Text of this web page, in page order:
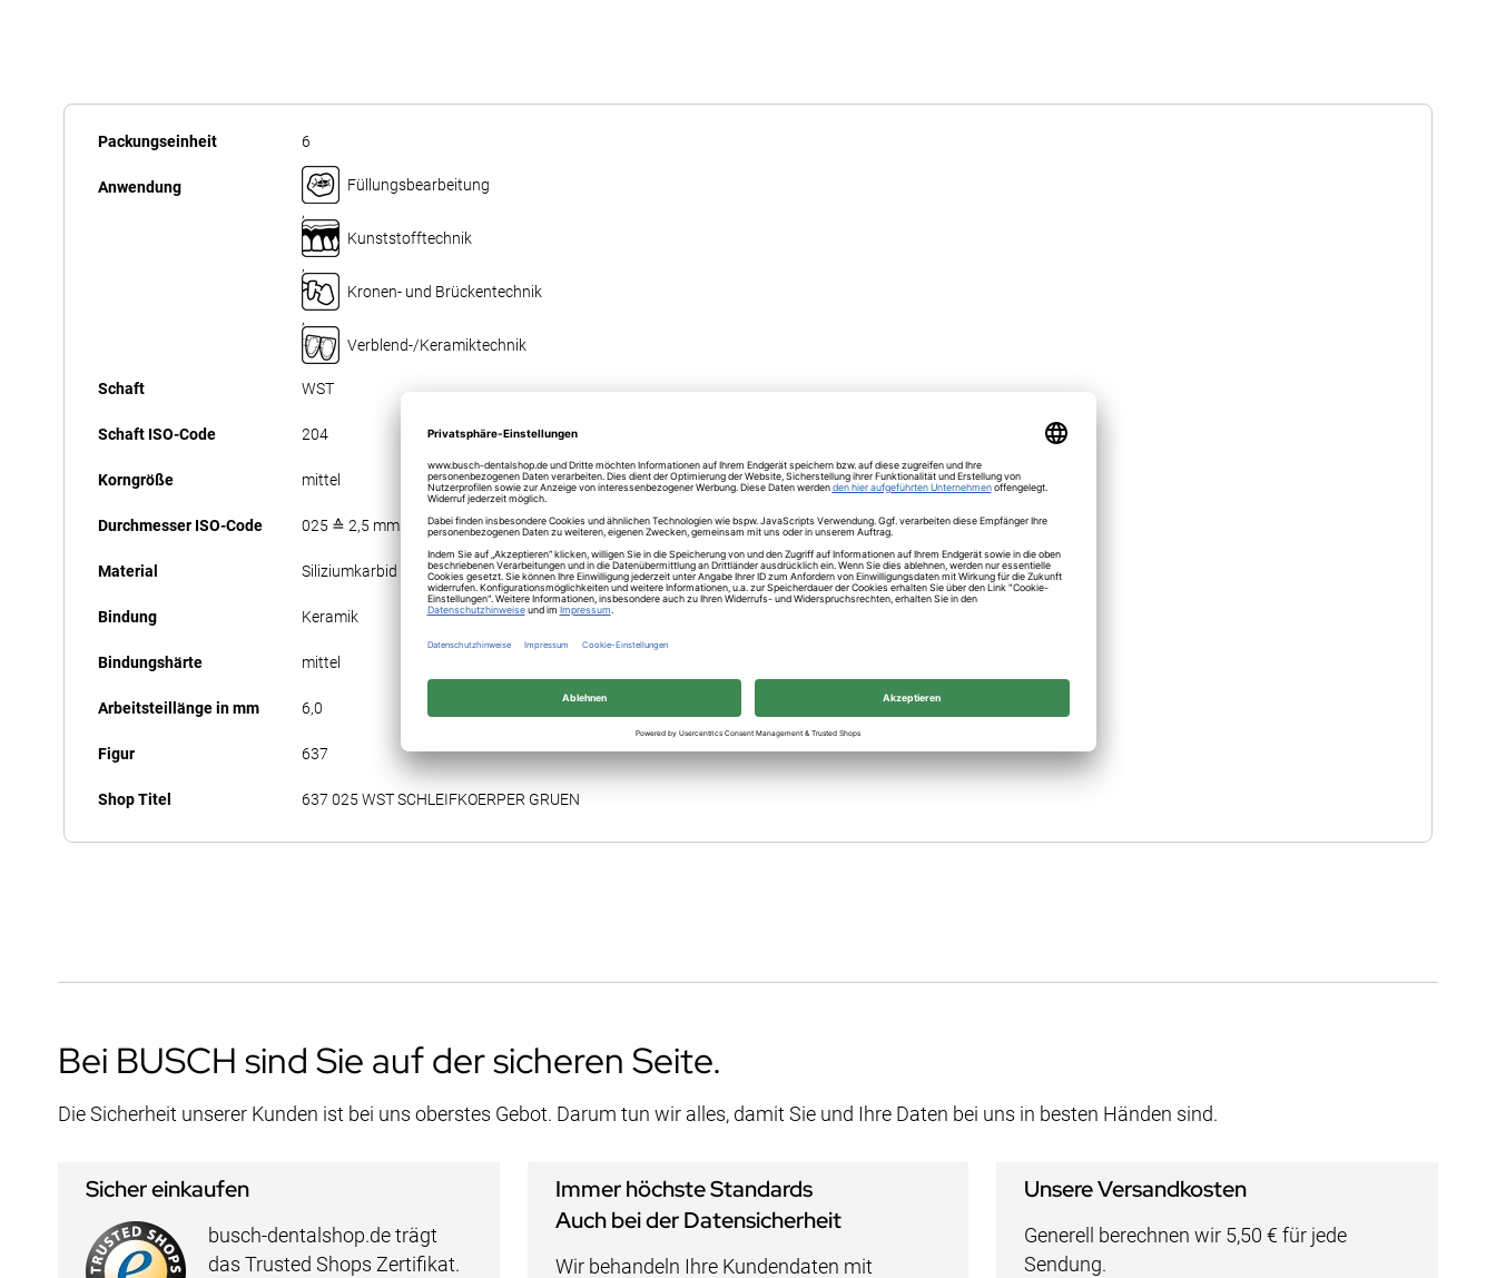
Anfang
springen
Mehr
Packungseinheit 6
Anwendung
Füllungsbearbeitung
,
Kunststofftechnik
,
Kronen- und Brückentechnik
,
Verblend-/Keramiktechnik
Schaft WST
Schaft ISO-Code 204
Korngröße mittel
Durchmesser ISO-Code 025 ≙ 2,5 mm
Material Siliziumkarbid
Bindung Keramik
Bindungshärte mittel
Arbeitsteillänge in mm 6,0
Figur 637
Shop Titel 637 025 WST SCHLEIFKOERPER GRUEN
Bei BUSCH sind Sie auf der sicheren Seite.
Die Sicherheit unserer Kunden ist bei uns oberstes Gebot. Darum tun wir alles, damit Sie und Ihre Daten bei uns in besten Händen sind.
Sicher einkaufen
busch-dentalshop.de trägt
das Trusted Shops Zertifikat.
Immer höchste Standards
Auch bei der Datensicherheit
Wir behandeln Ihre Kundendaten mit
Unsere Versandkosten
Generell berechnen wir 5,50 € für jede
Sendung.